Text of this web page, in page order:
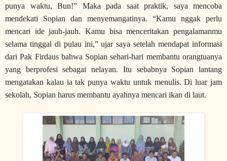
punya waktu, Bun!” Maka pada saat praktik, saya mencoba
mendekati Sopian dan menyemangatinya. “Kamu nggak perlu
mencari ide jauh-jauh. Kamu bisa menceritakan pengalamanmu
selama tinggal di pulau ini,” ujar saya setelah mendapat informasi
dari Pak Firdaus bahwa Sopian sehari-hari membantu orangtuanya
yang berprofesi sebagai nelayan. Itu sebabnya Sopian lantang
mengatakan kalau ia tak punya waktu untuk menulis. Di luar jam
sekolah, Sopian harus membantu ayahnya mencari ikan di laut.